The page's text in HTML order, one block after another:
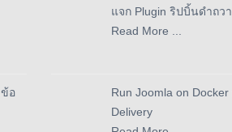
อ
แจก Plugin ริปบิ้นดำถว
Read More ...
Run Joomla on
Delivery